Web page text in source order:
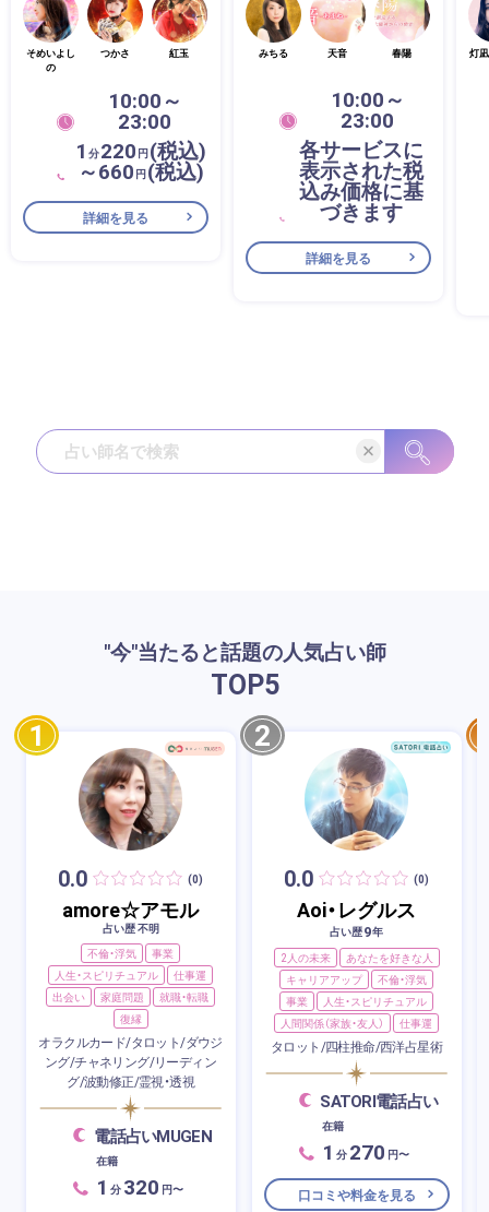
そめいよし
の
つかさ 紅玉
10:00～
23:00
1 分220 円(税込)
～660 円(税込)
詳細を見る
みちる 天音 春陽
10:00～
23:00
各サービスに
表示された税
込み価格に基
づきます
詳細を見る
灯
"今"当たると話題の人気占い師
TOP5
1
0.0 (0)
amore☆アモル
占い歴 不明
不倫・浮気
事業
人生・スピリチュアル
仕事運
出会い
家庭問題
就職・転職
復縁
オラクルカード/タロット/ダウジ
ング/チャネリング/リーディン
グ/波動修正/霊視・透視
電話占いMUGEN
在籍
1 分 320 円〜
2
0.0 (0)
Aoi・レグルス
占い歴9年
2人の未来
あなたを好きな人
キャリアアップ
不倫・浮気
事業
人生・スピリチュアル
人間関係（家族・友人）
仕事運
タロット/四柱推命/西洋占星術
SATORI電話占い
在籍
1 分 270 円〜
口コミや料金を見る